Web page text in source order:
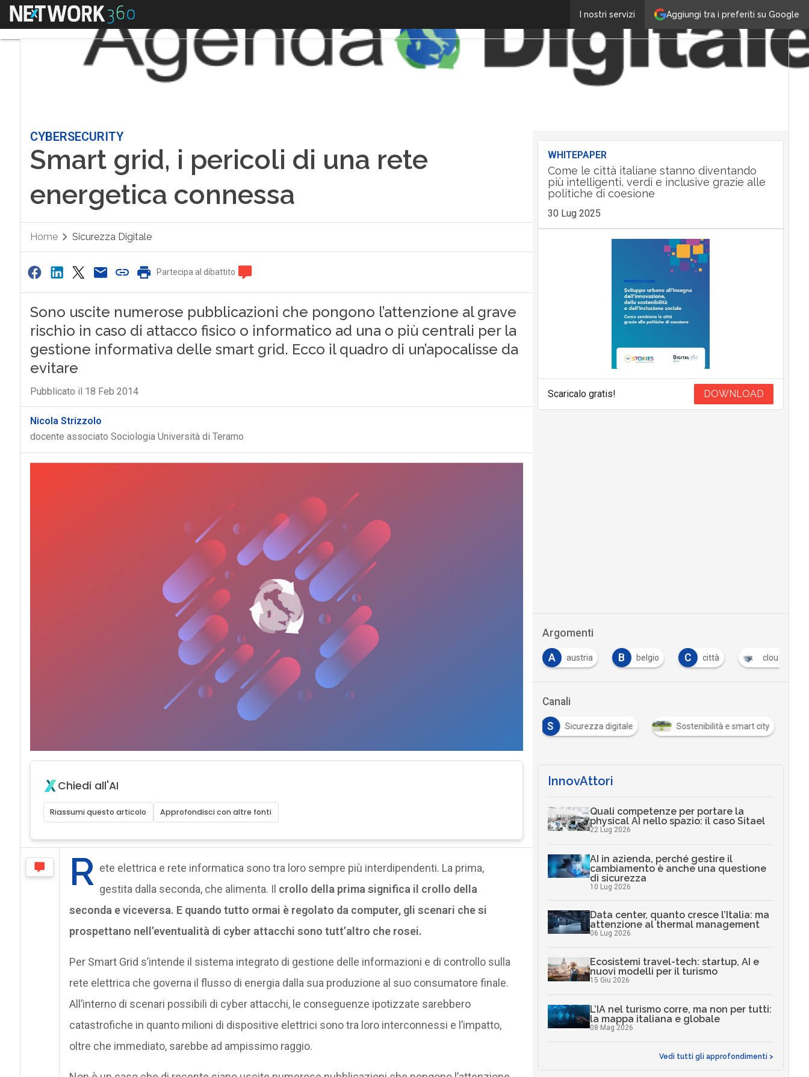
Aggiungi tra i preferiti su Google
I nostri servizi
Menu
CYBERSECURITY
Smart grid, i pericoli di una rete
energetica connessa
Home Sicurezza Digitale
Partecipa al dibattito
Sono uscite numerose pubblicazioni che pongono l’attenzione al grave
rischio in caso di attacco fisico o informatico ad una o più centrali per la
gestione informativa delle smart grid. Ecco il quadro di un’apocalisse da
evitare
Pubblicato il 18 Feb 2014
Nicola Strizzolo
docente associato Sociologia Università di Teramo
Chiedi all'AI
Riassumi questo articolo Approfondisci con altre fonti
R ete elettrica e rete informatica sono tra loro sempre più interdipendenti. La prima,
gestita dalla seconda, che alimenta. Il crollo della prima significa il crollo della
seconda e viceversa. E quando tutto ormai è regolato da computer, gli scenari che si
prospettano nell’eventualità di cyber attacchi sono tutt’altro che rosei.
Per Smart Grid s’intende il sistema integrato di gestione delle informazioni e di controllo sulla
rete elettrica che governa il flusso di energia dalla sua produzione al suo consumatore finale.
All’interno di scenari possibili di cyber attacchi, le conseguenze ipotizzate sarebbero
catastrofiche in quanto milioni di dispositive elettrici sono tra loro interconnessi e l’impatto,
oltre che immediato, sarebbe ad ampissimo raggio.
WHITEPAPER
Come le città italiane stanno diventando
più intelligenti, verdi e inclusive grazie alle
politiche di coesione
30 Lug 2025
Scaricalo gratis! DOWNLOAD
Argomenti
A austria B belgio C città cloud
Canali
S Sicurezza digitale Sostenibilità e smart city
InnovAttori
Quali competenze per portare la
physical AI nello spazio: il caso Sitael
22 Lug 2026
AI in azienda, perché gestire il
cambiamento è anche una questione
di sicurezza
10 Lug 2026
Data center, quanto cresce l’Italia: ma
attenzione al thermal management
06 Lug 2026
Ecosistemi travel-tech: startup, AI e
nuovi modelli per il turismo
15 Giu 2026
L’IA nel turismo corre, ma non per tutti:
la mappa italiana e globale
08 Mag 2026
Vedi tutti gli approfondimenti >